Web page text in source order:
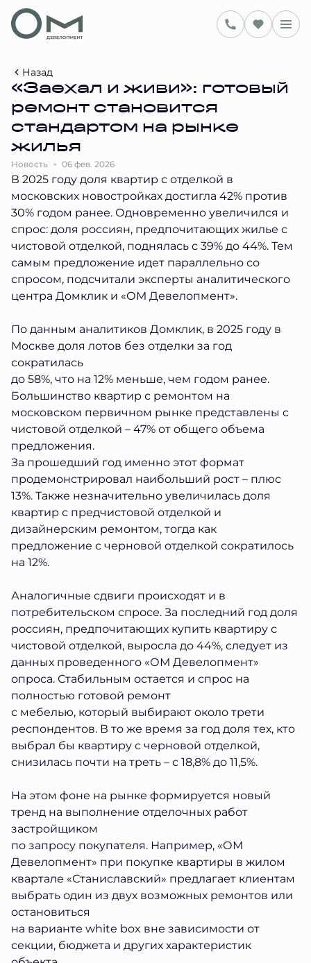
Назад
«Заехал и живи»: готовый
ремонт становится
стандартом на рынке
жилья
Новость 06 фев. 2026
В 2025 году доля квартир с отделкой в
московских новостройках достигла 42% против
30% годом ранее. Одновременно увеличился и
спрос: доля россиян, предпочитающих жилье с
чистовой отделкой, поднялась с 39% до 44%. Тем
самым предложение идет параллельно со
спросом, подсчитали эксперты аналитического
центра Домклик и «ОМ Девелопмент».
По данным аналитиков Домклик, в 2025 году в
Москве доля лотов без отделки за год
сократилась
до 58%, что на 12% меньше, чем годом ранее.
Большинство квартир с ремонтом на
московском первичном рынке представлены с
чистовой отделкой – 47% от общего объема
предложения.
За прошедший год именно этот формат
продемонстрировал наибольший рост – плюс
13%. Также незначительно увеличилась доля
квартир с предчистовой отделкой и
дизайнерским ремонтом, тогда как
предложение с черновой отделкой сократилось
на 12%.
Аналогичные сдвиги происходят и в
потребительском спросе. За последний год доля
россиян, предпочитающих купить квартиру с
чистовой отделкой, выросла до 44%, следует из
данных проведенного «ОМ Девелопмент»
опроса. Стабильным остается и спрос на
полностью готовой ремонт
с мебелью, который выбирают около трети
респондентов. В то же время за год доля тех, кто
выбрал бы квартиру с черновой отделкой,
снизилась почти на треть – с 18,8% до 11,5%.
На этом фоне на рынке формируется новый
тренд на выполнение отделочных работ
застройщиком
по запросу покупателя. Например, «ОМ
Девелопмент» при покупке квартиры в жилом
квартале «Станиславский» предлагает клиентам
выбрать один из двух возможных ремонтов или
остановиться
на варианте white box вне зависимости от
секции, бюджета и других характеристик